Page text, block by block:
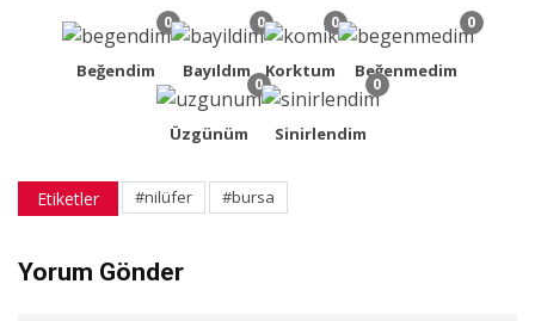
0
Beğendim
0
Bayıldım
0
Korktum
0
Beğenmedim
0
Üzgünüm
0
Sinirlendim
Etiketler #nilüfer #bursa
Yorum Gönder